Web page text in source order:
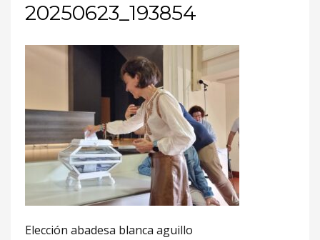
20250623_193854
Elección abadesa blanca aguillo